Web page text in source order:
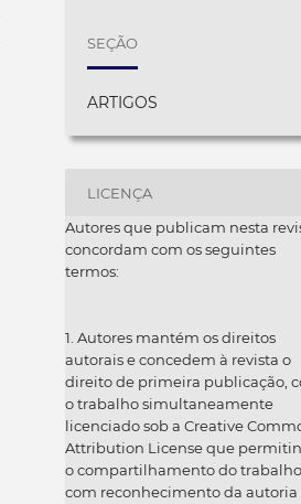
SEÇÃO
ARTIGOS
LICENÇA
Autores que publicam nesta
concordam com os seguintes
termos:
1. Autores mantém os direitos
autorais e concedem à revista o
direito de primeira publicação,
o trabalho simultaneamente
licenciado sob a Creative
Attribution License que
o compartilhamento do trabalho
com reconhecimento da autoria